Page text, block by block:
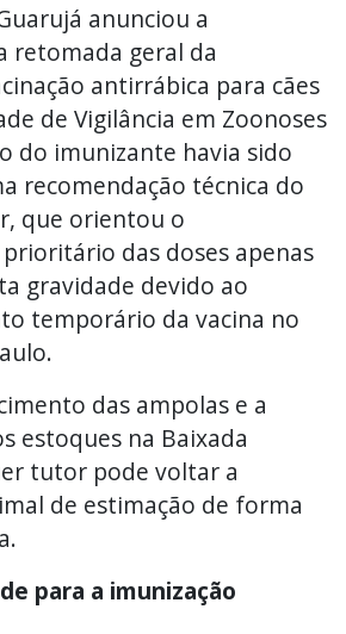
anunciou a
retomada geral da
antirrábica para cães
de Vigilância em Zoonoses
do imunizante havia sido
recomendação técnica do
que orientou o
das doses apenas
gravidade devido ao
temporário da vacina no
das ampolas e a
estoques na Baixada
tutor pode voltar a
de estimação de forma
para a imunização